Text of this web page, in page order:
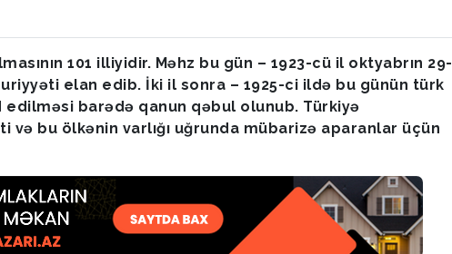
101 illiyidir. Məhz bu gün – 1923-cü il oktyabrın 29-
elan edib. İki il sonra – 1925-ci ildə bu günün türk
barədə qanun qəbul olunub. Türkiyə
və bu ölkənin varlığı uğrunda mübarizə aparanlar üçün